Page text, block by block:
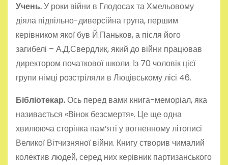
Учень.У роки війни в Глодосах та Хмельовому
діяла підпільно-диверсійна група, першим
керівником якої був Й.Паньков, а після його
загибелі – А.Д.Свердлик, який до війни працював
директором початкової школи. Із 70 чоловік цієї
групи німці розстріляли в Люцівському лісі 46.
Бібліотекар.Ось перед вами книга-меморіал, яка
називається «Вінок безсмертя». Це ще одна
хвилююча сторінка пам’яті у вогненному літописі
Великої Вітчизняної війни. Книгу створив чималий
колектив людей, серед них керівник партизанського